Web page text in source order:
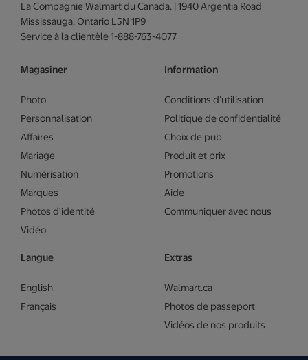
La Compagnie Walmart du Canada. | 1940 Argentia Road
Mississauga, Ontario L5N 1P9
Service à la clientèle 1-888-763-4077
Magasiner
Photo
Personnalisation
Affaires
Mariage
Numérisation
Marques
Photos d'identité
Vidéo
Langue
English
Français
Information
Conditions d’utilisation
Politique de confidentialité
Choix de pub
Produit et prix
Promotions
Aide
Communiquer avec nous
Extras
Walmart.ca
Photos de passeport
Vidéos de nos produits